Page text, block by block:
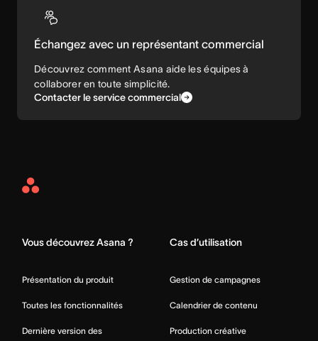
Échangez avec un représentant commercial
Découvrez comment Asana aide les équipes à
collaborer en toute simplicité.
Contacter le service commercial
Asana
Vous découvrez Asana ?
Présentation du produit
Toutes les fonctionnalités
Dernière version des
Cas d’utilisation
Gestion de campagnes
Calendrier de contenu
Production créative